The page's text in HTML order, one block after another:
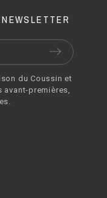
du Coussin et
premières,